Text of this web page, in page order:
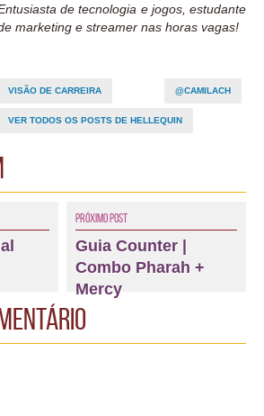
de tecnologia e jogos, estudante
marketing e streamer nas horas vagas!
VISÃO DE CARREIRA @CAMILACH
VER TODOS OS POSTS DE HELLEQUIN
Próximo Post
Guia Counter |
Combo Pharah +
Mercy